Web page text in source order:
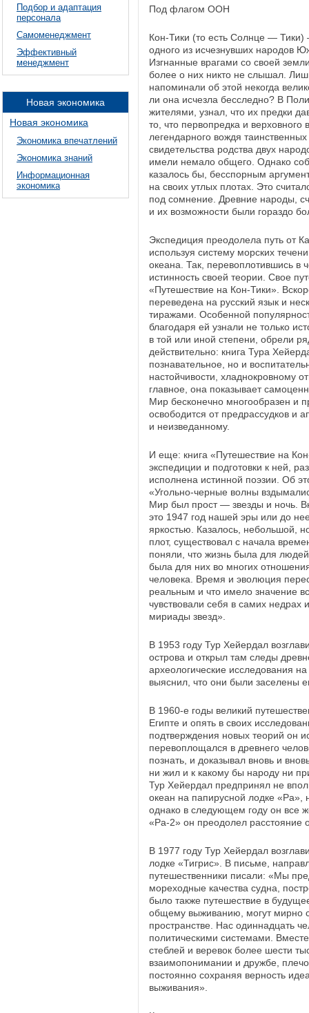
Под флагом ООН
Кон-Тики (то есть Солнце — Тики)
одного из исчезнувших народов
Изгнанные врагами со своей
более о них никто не слышал.
напоминали об этой некогда
ли она исчезла бесследно? В
жителями, узнал, что их предки
то, что первопредка и верховного
легендарного вождя
свидетельства родства двух
имели немало общего. Однако
казалось бы, бесспорным
на своих утлых плотах. Это
под сомнение. Древние народы,
и их возможности были гораздо
Экспедиция преодолела путь от
используя систему морских
океана. Так, перевоплотившись в
истинность своей теории. Свое
«Путешествие на Кон-Тики».
переведена на русский язык и
тиражами. Особенной
благодаря ей узнали не только
в той или иной степени, обрели
действительно: книга Тура
познавательное, но и
настойчивости, хладнокровному
главное, она показывает
Мир бесконечно многообразен и
освободится от предрассудков и
и неизведанному.
И еще: книга «Путешествие на
экспедиции и подготовки к ней,
исполнена истинной поэзии. Об
«Угольно-черные волны
Мир был прост — звезды и ночь.
это 1947 год нашей эры или до
яркостью. Казалось, небольшой,
плот, существовал с начала
поняли, что жизнь была для
была для них во многих
человека. Время и эволюция
реальным и что имело значение
чувствовали себя в самих недрах
мириады звезд».
В 1953 году Тур Хейердал
острова и открыл там следы
археологические исследования
выяснил, что они были заселены
В 1960-е годы великий
Египте и опять в своих
подтверждения новых теорий он
перевоплощался в древнего
познать, и доказывал вновь и
ни жил и к какому бы народу ни
Тур Хейердал предпринял не
океан на папирусной лодке «Ра»,
однако в следующем году он все
«Ра-2» он преодолел расстояние
В 1977 году Тур Хейердал
лодке «Тигрис». В письме,
путешественники писали: «Мы
мореходные качества судна,
было также путешествие в
общему выживанию, могут мирно
пространстве. Нас одиннадцать
политическими системами.
стеблей и веревок более шести
взаимопонимании и дружбе,
постоянно сохраняя верность
выживания».
Подбор и адаптация
персонала
Самоменеджмент
Эффективный
менеджмент
Новая экономика
Новая экономика
Экономика впечатлений
Экономика знаний
Информационная
экономика